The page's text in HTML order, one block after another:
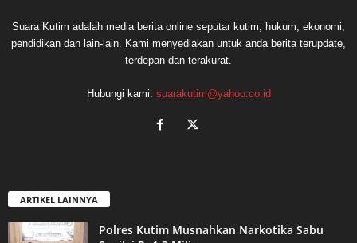
Suara Kutim adalah media berita online seputar kutim, hukum, ekonomi,
pendidikan dan lain-lain. Kami menyediakan untuk anda berita terupdate,
terdepan dan terakurat.
Hubungi kami: suarakutim@yahoo.co.id
ARTIKEL LAINNYA
Polres Kutim Musnahkan Narkotika Sabu